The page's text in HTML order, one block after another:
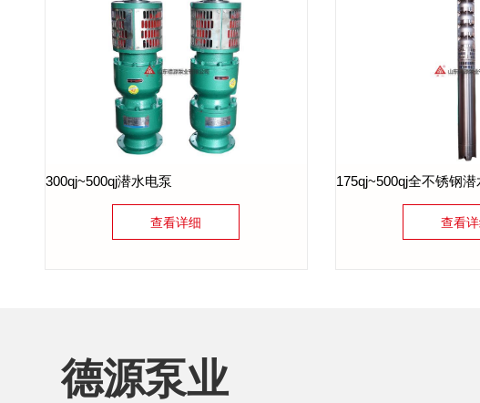
300qj~500qj潜水电泵
查看详细
175qj~500qj全不锈钢潜
查看
德源泵业